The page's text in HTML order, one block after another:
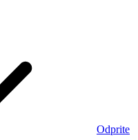
Odprite